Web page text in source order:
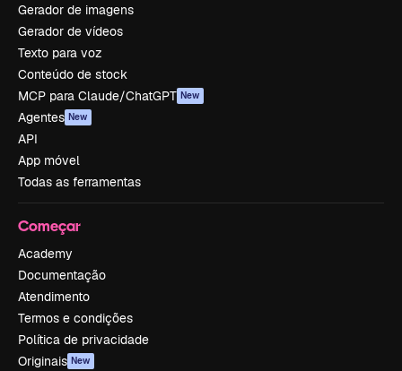
Gerador de imagens
Gerador de vídeos
Texto para voz
Conteúdo de stock
MCP para Claude/ChatGPT New
Agentes New
API
App móvel
Todas as ferramentas
Começar
Academy
Documentação
Atendimento
Termos e condições
Política de privacidade
Originais New